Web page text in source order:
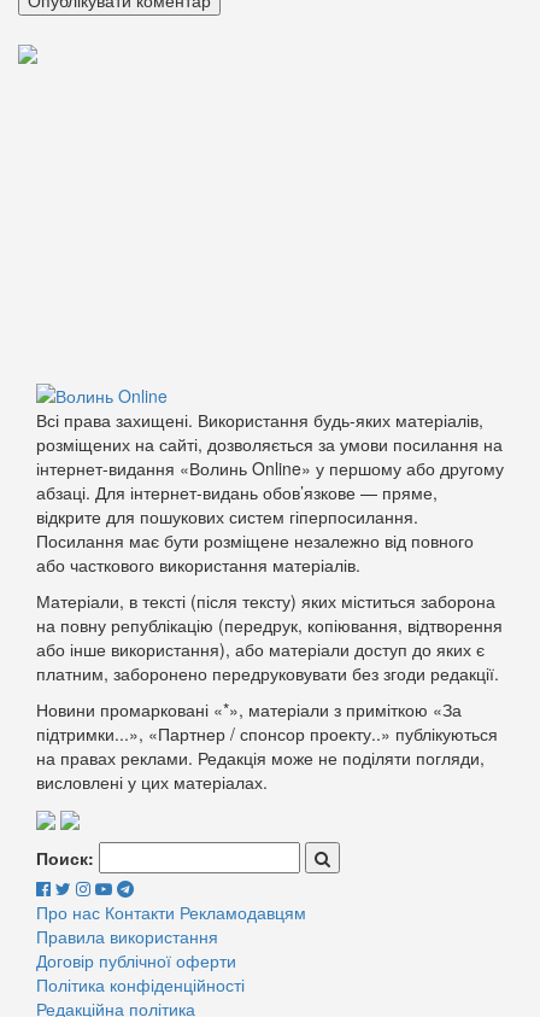
Всі права захищені. Використання будь-яких матеріалів,
розміщених на сайті, дозволяється за умови посилання на
інтернет-видання «Волинь Online» у першому або другому
абзаці. Для інтернет-видань обов’язкове — пряме,
відкрите для пошукових систем гіперпосилання.
Посилання має бути розміщене незалежно від повного
або часткового використання матеріалів.
Матеріали, в тексті (після тексту) яких міститься заборона
на повну републікацію (передрук, копіювання, відтворення
або інше використання), або матеріали доступ до яких є
платним, заборонено передруковувати без згоди редакції.
Новини промарковані «*», матеріали з приміткою «За
підтримки...», «Партнер / спонсор проекту..» публікуються
на правах реклами. Редакція може не поділяти погляди,
висловлені у цих матеріалах.
Поиск:
Про нас Контакти Рекламодавцям
Правила використання
Договір публічної оферти
Політика конфіденційності
Редакційна політика